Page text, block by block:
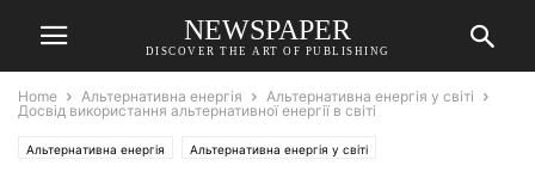
NEWSPAPER
DISCOVER THE ART OF PUBLISHING
Home Альтернативна енергія
Альтернативна енергія у світі
Досвід використання альтернативної енергії в світі
Альтернативна енергія Альтернативна енергія у світі